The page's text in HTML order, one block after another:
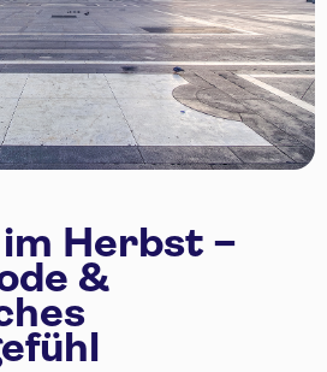
Herbst –
&